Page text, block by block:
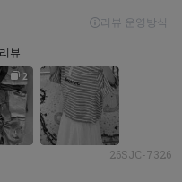
26SJC-7326